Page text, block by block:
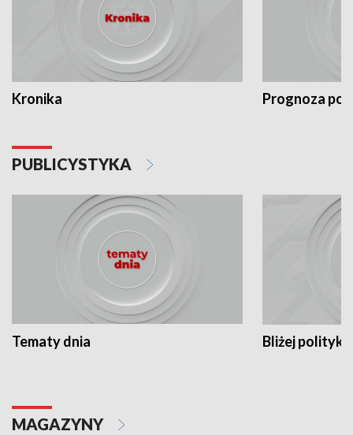
Kronika Prognoza
PUBLICYSTYKA
Tematy dnia Bliżej polityki
MAGAZYNY